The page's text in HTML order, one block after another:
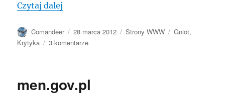
Czytaj dalej
Autor
Comandeer
Data
publikacji
28 marca 2012 Kategorie
Strony WWW Tagi
Gniot,
Krytyka
3 komentarzedo
men.gov.pl